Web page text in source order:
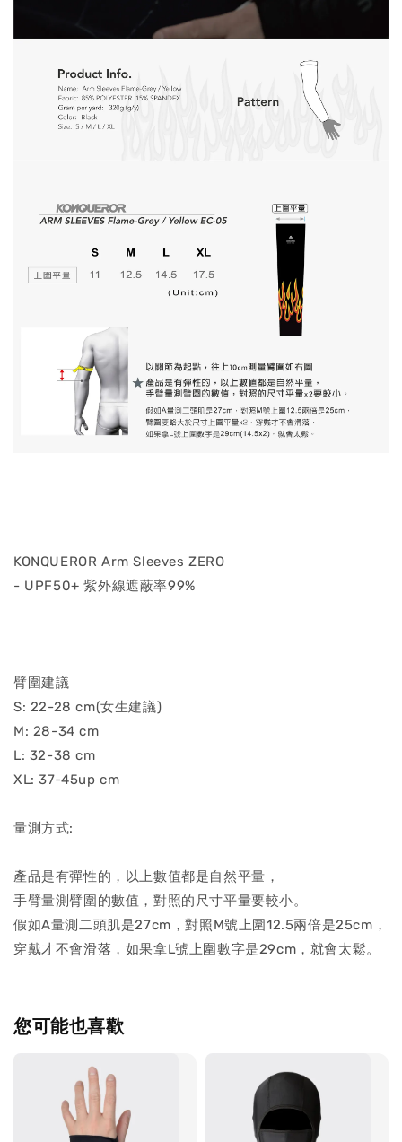
KONQUEROR Arm Sleeves ZERO
- UPF50+ 紫外線遮蔽率99%
臂圍建議
S: 22-28 cm(女生建議)
M: 28-34 cm
L: 32-38 cm
XL: 37-45up cm
量測方式:
產品是有彈性的，以上數值都是自然平量，
手臂量測臂圍的數值，對照的尺寸平量要較小。
假如A量測二頭肌是27cm，對照M號上圍12.5兩倍是25cm，
穿戴才不會滑落，如果拿L號上圍數字是29cm，就會太鬆。
您可能也喜歡